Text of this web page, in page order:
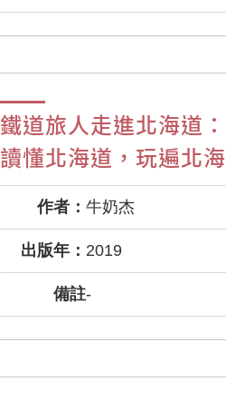
鐵道旅人走進北海道
讀懂北海道，玩遍北
作者： 牛奶杰
出版年： 2019
備註-